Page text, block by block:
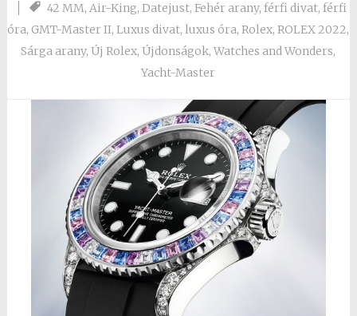
42 MM, Air-King, Datejust, Fehér arany, férfi divat, férfi
óra, GMT-Master II,Luxus divat,luxus óra,Rolex,ROLEX 2022,
Sárga arany, Új Rolex, Újdonságok,Watches and Wonders,
Yacht-Master